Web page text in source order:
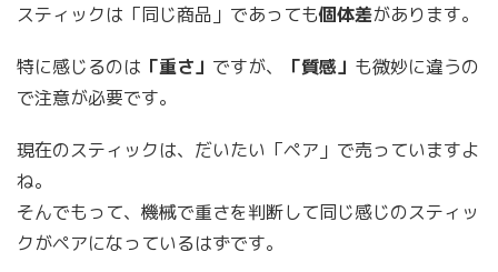
スティックは「同じ商品」であっても個体差があります。
特に感じるのは 「重さ」 ですが、 「質感」 も微妙に違うの
で注意が必要です。
現在のスティックは、だいたい「ペア」で売っていますよ
ね。
そんでもって、機械で重さを判断して同じ感じのスティッ
クがペアになっているはずです。